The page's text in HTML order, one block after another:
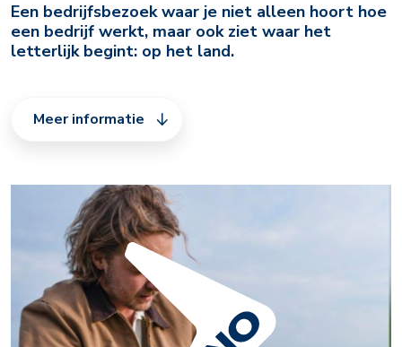
Een bedrijfsbezoek waar je niet alleen hoort hoe
een bedrijf werkt, maar ook ziet waar het
letterlijk begint: op het land.
Meer informatie